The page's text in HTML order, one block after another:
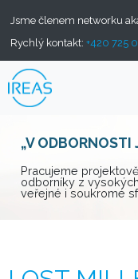
Jsme členem networku
Rychlý kontakt: +420 725
„V ODBORNOSTI
Pracujeme
odborníky z
veřejné i soukromé